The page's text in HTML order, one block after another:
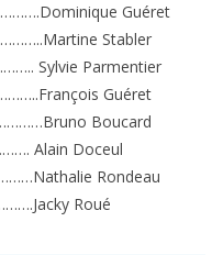
Guéret
Stabler
Sylvie Parmentier
Guéret
Boucard
Alain Doceul
Rondeau
Roué